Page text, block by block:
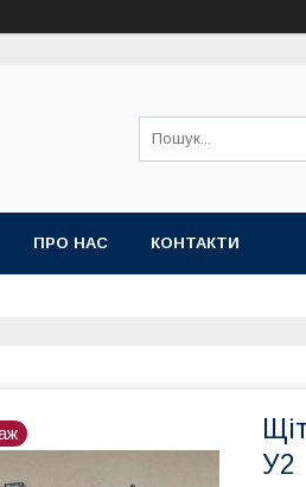
ПРО НАС КОНТАКТИ
У2